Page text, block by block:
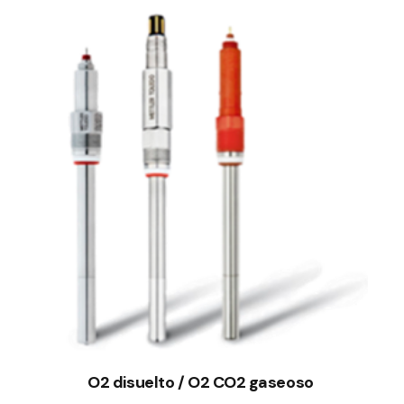
O2 disuelto / O2 CO2 gaseoso